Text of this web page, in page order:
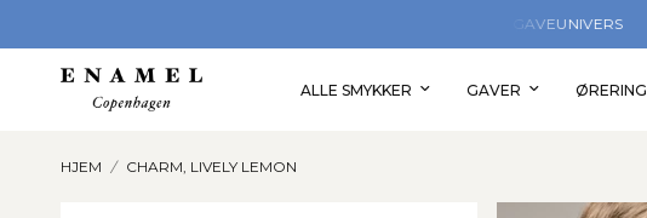
ALLE SMYKKER GAVER
HJEM / CHARM, LIVELY LEMON